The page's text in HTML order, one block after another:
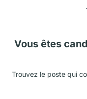
Vous êtes
Trouvez le poste qui